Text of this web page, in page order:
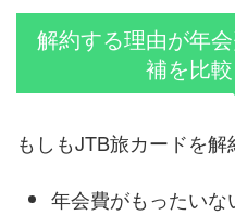
解約する理由が年
補を比
もしもJTB旅カードを
年会費がもったいな